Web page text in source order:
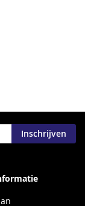
Inschrijven